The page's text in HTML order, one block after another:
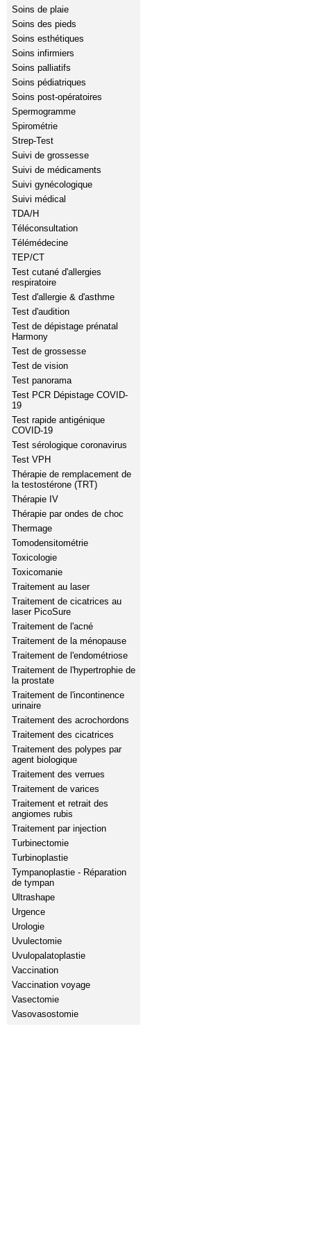
Soins de plaie
Soins des pieds
Soins esthétiques
Soins infirmiers
Soins palliatifs
Soins pédiatriques
Soins post-opératoires
Spermogramme
Spirométrie
Strep-Test
Suivi de grossesse
Suivi de médicaments
Suivi gynécologique
Suivi médical
TDA/H
Téléconsultation
Télémédecine
TEP/CT
Test cutané d'allergies
respiratoire
Test d'allergie & d'asthme
Test d'audition
Test de dépistage prénatal
Harmony
Test de grossesse
Test de vision
Test panorama
Test PCR Dépistage COVID-
19
Test rapide antigénique
COVID-19
Test sérologique coronavirus
Test VPH
Thérapie de remplacement de
la testostérone (TRT)
Thérapie IV
Thérapie par ondes de choc
Thermage
Tomodensitométrie
Toxicologie
Toxicomanie
Traitement au laser
Traitement de cicatrices au
laser PicoSure
Traitement de l'acné
Traitement de la ménopause
Traitement de l'endométriose
Traitement de l'hypertrophie de
la prostate
Traitement de l'incontinence
urinaire
Traitement des acrochordons
Traitement des cicatrices
Traitement des polypes par
agent biologique
Traitement des verrues
Traitement de varices
Traitement et retrait des
angiomes rubis
Traitement par injection
Turbinectomie
Turbinoplastie
Tympanoplastie - Réparation
de tympan
Ultrashape
Urgence
Urologie
Uvulectomie
Uvulopalatoplastie
Vaccination
Vaccination voyage
Vasectomie
Vasovasostomie